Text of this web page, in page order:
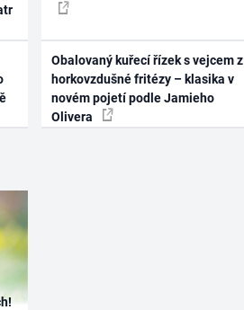
Obalovaný kuřecí řízek s vejcem z
horkovzdušné fritézy – klasika v
novém pojetí podle Jamieho
Olivera